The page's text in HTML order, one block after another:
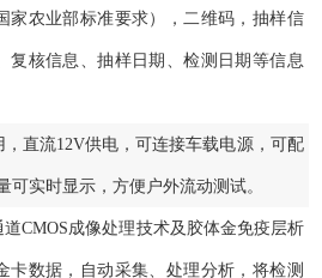
家农业部标准要求），二维码，抽样信
复核信息、抽样日期、检测日期等信息
直流12V供电，可连接车载电源，可配
可实时显示，方便户外流动测试。
CMOS成像处理技术及胶体金免疫层析
卡数据，自动采集、处理分析，将检测